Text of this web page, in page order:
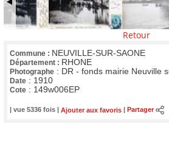
Retour
Commune : NEUVILLE-SUR-SAONE
Département : RHONE
Photographe : DR - fonds mairie Neuville
Date : 1910
Cote : 149w006EP
| vue 5336 fois | Ajouter aux favoris Partager